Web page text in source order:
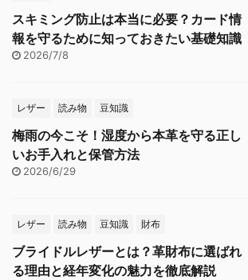
スキミング防止は本当に必要？カード情
報を守るために知っておきたい基礎知識
2026/7/8
レザー 読み物 豆知識
梅雨の今こそ！湿度から本革を守る正し
いお手入れと保管方法
2026/6/29
レザー 読み物 豆知識 財布
ブライドルレザーとは？革財布に選ばれ
る理由と経年変化の魅力を徹底解説